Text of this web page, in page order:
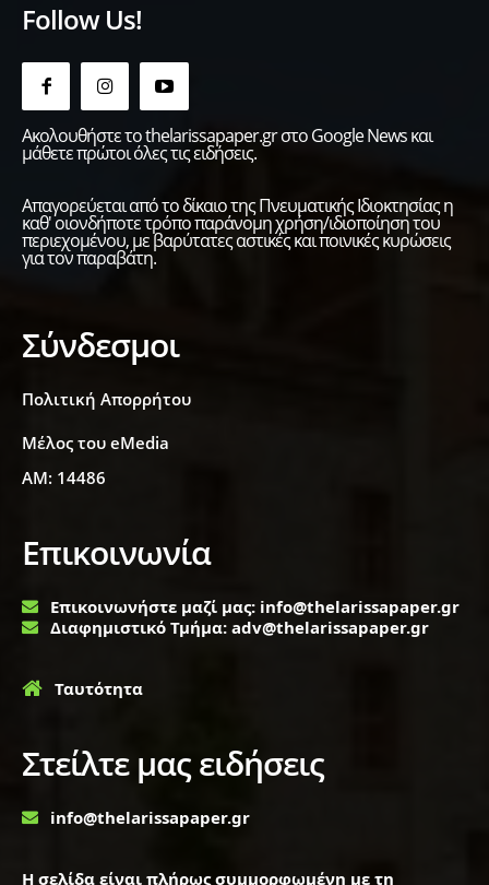
Follow Us!
Ακολουθήστε το thelarissapaper.gr στο Google News και
μάθετε πρώτοι όλες τις ειδήσεις.
Απαγορεύεται από το δίκαιο της Πνευματικής Ιδιοκτησίας η
καθ' οιονδήποτε τρόπο παράνομη χρήση/ιδιοποίηση του
περιεχομένου, με βαρύτατες αστικές και ποινικές κυρώσεις
για τον παραβάτη.
Σύνδεσμοι
Πολιτική Απορρήτου
Μέλος του eMedia
ΑΜ: 14486
Επικοινωνία
Επικοινωνήστε μαζί μας: info@thelarissapaper.gr
Διαφημιστικό Τμήμα: adv@thelarissapaper.gr
Ταυτότητα
Στείλτε μας ειδήσεις
info@thelarissapaper.gr
Η σελίδα είναι πλήρως συμμορφωμένη με τη